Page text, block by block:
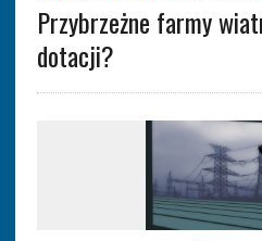
Przybrzeżne farmy
dotacji?